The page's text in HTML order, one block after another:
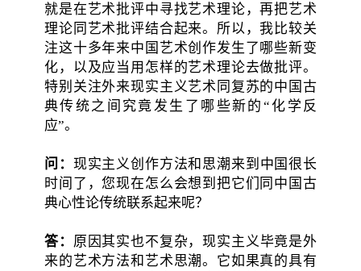
就是在艺术批评中寻找艺术理论，再把艺术
理论同艺术批评结合起来。所以，我比较关
注这十多年来中国艺术创作发生了哪些新变
化，以及应当用怎样的艺术理论去做批评。
特别关注外来现实主义艺术同复苏的中国古
典传统之间究竟发生了哪些新的“化学反
应”。
问： 现实主义创作方法和思潮来到中国很长
时间了，您现在怎么会想到把它们同中国古
典心性论传统联系起来呢？
答： 原因其实也不复杂，现实主义毕竟是外
来的艺术方法和艺术思潮。它如果真的具有